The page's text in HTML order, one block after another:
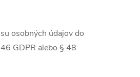
osobných údajov do
GDPR alebo § 48